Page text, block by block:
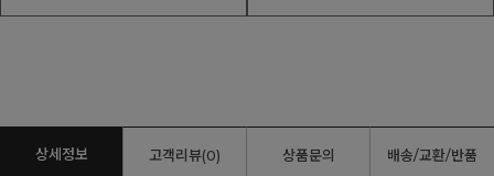
상세정보 고객리뷰(0) 상품문의 배송/교환/반품